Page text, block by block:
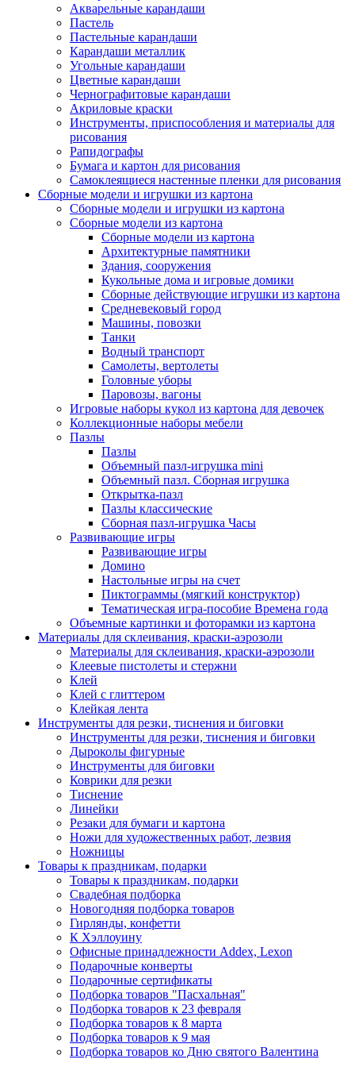
Акварельные карандаши
Пастель
Пастельные карандаши
Карандаши металлик
Угольные карандаши
Цветные карандаши
Чернографитовые карандаши
Акриловые краски
Инструменты, приспособления и материалы для
рисования
Рапидографы
Бумага и картон для рисования
Самоклеящиеся настенные пленки для рисования
Сборные модели и игрушки из картона
Сборные модели и игрушки из картона
Сборные модели из картона
Сборные модели из картона
Архитектурные памятники
Здания, сооружения
Кукольные дома и игровые домики
Сборные действующие игрушки из картона
Средневековый город
Машины, повозки
Танки
Водный транспорт
Самолеты, вертолеты
Головные уборы
Паровозы, вагоны
Игровые наборы кукол из картона для девочек
Коллекционные наборы мебели
Пазлы
Пазлы
Объемный пазл-игрушка mini
Объемный пазл. Сборная игрушка
Открытка-пазл
Пазлы классические
Сборная пазл-игрушка Часы
Развивающие игры
Развивающие игры
Домино
Настольные игры на счет
Пиктограммы (мягкий конструктор)
Тематическая игра-пособие Времена года
Объемные картинки и фоторамки из картона
Материалы для склеивания, краски-аэрозоли
Материалы для склеивания, краски-аэрозоли
Клеевые пистолеты и стержни
Клей
Клей с глиттером
Клейкая лента
Инструменты для резки, тиснения и биговки
Инструменты для резки, тиснения и биговки
Дыроколы фигурные
Инструменты для биговки
Коврики для резки
Тиснение
Линейки
Резаки для бумаги и картона
Ножи для художественных работ, лезвия
Ножницы
Товары к праздникам, подарки
Товары к праздникам, подарки
Свадебная подборка
Новогодняя подборка товаров
Гирлянды, конфетти
К Хэллоуину
Офисные принадлежности Addex, Lexon
Подарочные конверты
Подарочные сертификаты
Подборка товаров "Пасхальная"
Подборка товаров к 23 февраля
Подборка товаров к 8 марта
Подборка товаров к 9 мая
Подборка товаров ко Дню святого Валентина